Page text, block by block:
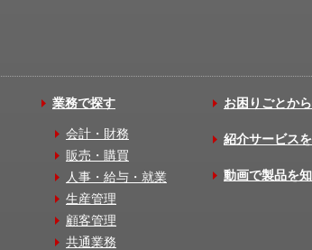
業務で探す
会計・財務
販売・購買
人事・給与・就業
生産管理
顧客管理
共通業務
お困りごとか
紹介サービス
動画で製品を